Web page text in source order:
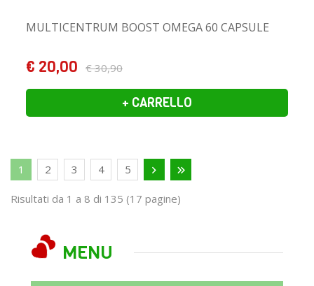
MULTICENTRUM BOOST OMEGA 60 CAPSULE
€ 20,00 € 30,90
+ CARRELLO
1 2 3 4 5
Risultati da 1 a 8 di 135 (17 pagine)
MENU